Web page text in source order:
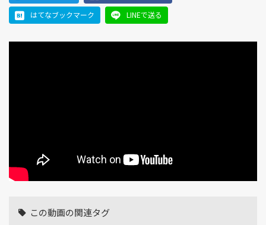
はてなブックマーク LINEで送る
この動画の関連タグ